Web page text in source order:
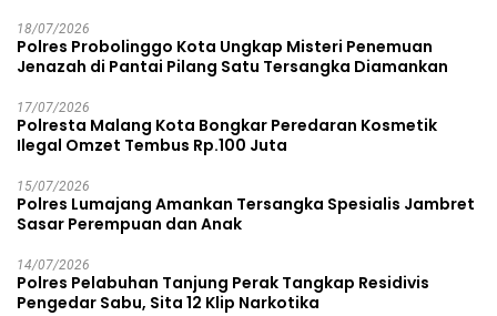
18/07/2026
Polres Probolinggo Kota Ungkap Misteri Penemuan
Jenazah di Pantai Pilang Satu Tersangka Diamankan
17/07/2026
Polresta Malang Kota Bongkar Peredaran Kosmetik
Ilegal Omzet Tembus Rp.100 Juta
15/07/2026
Polres Lumajang Amankan Tersangka Spesialis Jambret
Sasar Perempuan dan Anak
14/07/2026
Polres Pelabuhan Tanjung Perak Tangkap Residivis
Pengedar Sabu, Sita 12 Klip Narkotika